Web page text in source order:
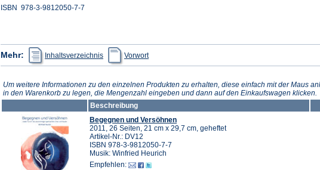
ISBN 978-3-9812050-7-7
Mehr: Inhaltsverzeichnis
(Öffnet
in
einem
Tab)
Vorwortin
einem
Tab)
Um weitere Informationen zu den einzelnen Produkten zu erhalten, diese einfach mit der Maus
in den Warenkorb zu legen, die Mengenzahl eingeben und dann auf den Einkaufswagen klicken.
Beschreibung
Begegnen und Versöhnen
2011, 26 Seiten, 21 cm x 29,7 cm, geheftet
Artikel-Nr.: DV12
ISBN 978-3-9812050-7-7
Musik: Winfried Heurich
Empfehlen: